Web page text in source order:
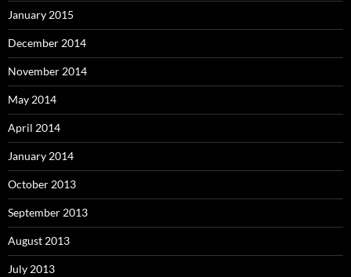
January 2015
December 2014
November 2014
May 2014
April 2014
January 2014
October 2013
September 2013
August 2013
July 2013